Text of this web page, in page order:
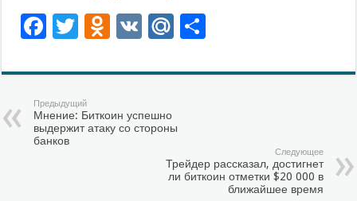
Facebook
Twitter
Odnoklassniki
VK Mail.Ru
Предыдущий
Мнение: Биткоин успешно
выдержит атаку со стороны
банков
Следующее
Трейдер рассказал, достигнет
ли биткоин отметки $20 000 в
ближайшее время